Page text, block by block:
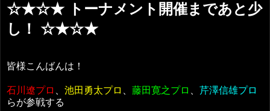
☆★☆★ トーナメント開催まであと少
し！ ☆★☆★
皆様こんばんは！
石川遼プロ 池田勇太プロ 藤田寛之プロ
芹澤信雄プロ
らが参戦する